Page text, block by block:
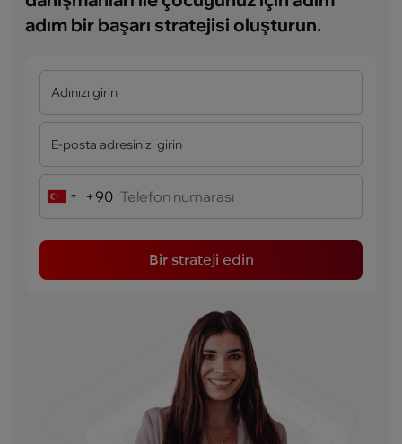
adım bir başarı stratejisi oluşturun.
Turkey+90
Bir strateji edin